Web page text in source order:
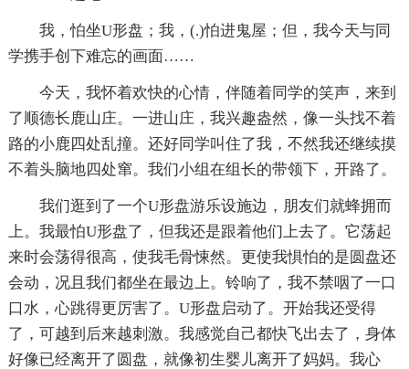
我，怕坐U形盘；我，(.)怕进鬼屋；但，我今天与同
学携手创下难忘的画面……
今天，我怀着欢快的心情，伴随着同学的笑声，来到
了顺德长鹿山庄。一进山庄，我兴趣盎然，像一头找不着
路的小鹿四处乱撞。还好同学叫住了我，不然我还继续摸
不着头脑地四处窜。我们小组在组长的带领下，开路了。
我们逛到了一个U形盘游乐设施边，朋友们就蜂拥而
上。我最怕U形盘了，但我还是跟着他们上去了。它荡起
来时会荡得很高，使我毛骨悚然。更使我惧怕的是圆盘还
会动，况且我们都坐在最边上。铃响了，我不禁咽了一口
口水，心跳得更厉害了。U形盘启动了。开始我还受得
了，可越到后来越刺激。我感觉自己都快飞出去了，身体
好像已经离开了圆盘，就像初生婴儿离开了妈妈。我心